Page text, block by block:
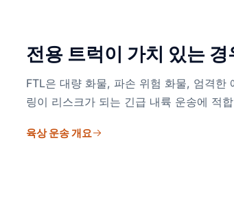
전용 트럭이 가치 있는 경
FTL은 대량 화물, 파손 위험 화물, 엄격한
링이 리스크가 되는 긴급 내륙 운송에 적
육상 운송 개요